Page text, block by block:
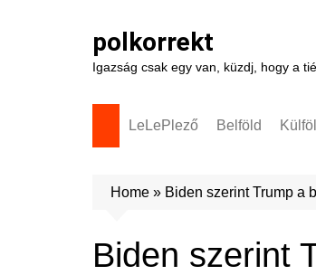
polkorrekt
Igazság csak egy van, küzdj, hogy a
LeLePlező Belföld
Home » Biden szerint Trump a
Biden szerint